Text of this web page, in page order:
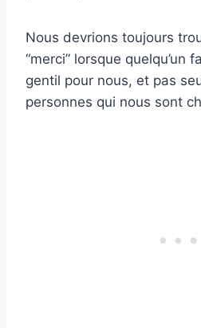
Nous devrions toujours
“merci” lorsque quelqu’un
gentil pour nous, et pas
personnes qui nous sont